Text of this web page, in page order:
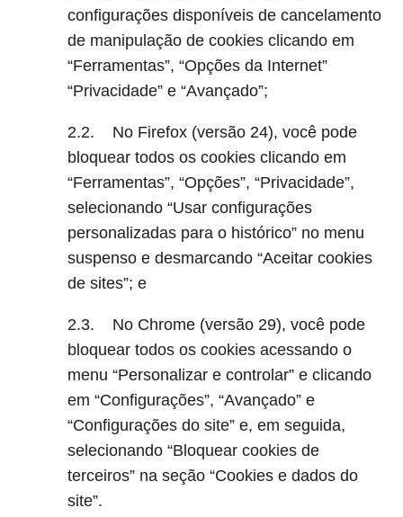
configurações disponíveis de cancelamento
de manipulação de cookies clicando em
“Ferramentas”, “Opções da Internet”
“Privacidade” e “Avançado”;
2.2. No Firefox (versão 24), você pode
bloquear todos os cookies clicando em
“Ferramentas”, “Opções”, “Privacidade”,
selecionando “Usar configurações
personalizadas para o histórico” no menu
suspenso e desmarcando “Aceitar cookies
de sites”; e
2.3. No Chrome (versão 29), você pode
bloquear todos os cookies acessando o
menu “Personalizar e controlar” e clicando
em “Configurações”, “Avançado” e
“Configurações do site” e, em seguida,
selecionando “Bloquear cookies de
terceiros” na seção “Cookies e dados do
site”.